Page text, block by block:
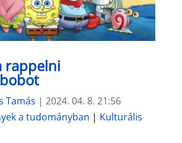
rappelni
Tamás | 2024. 04. 8. 21:56
a tudományban | Kulturális